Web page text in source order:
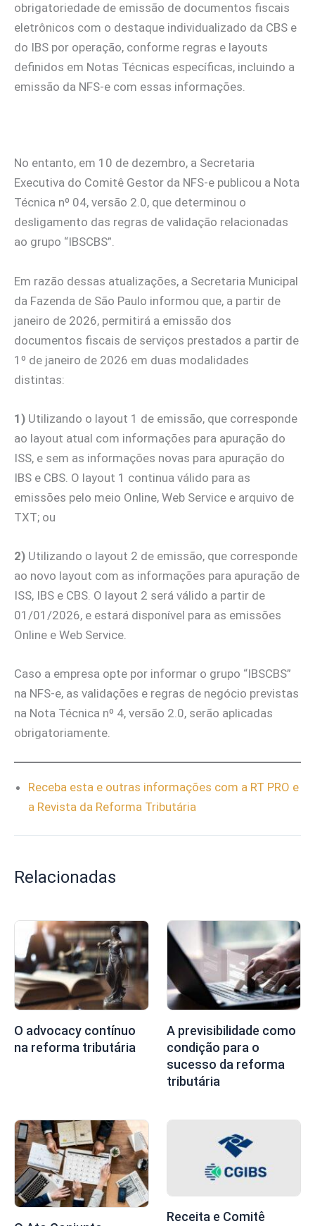
obrigatoriedade de emissão de documentos fiscais
eletrônicos com o destaque individualizado da CBS e
do IBS por operação, conforme regras e layouts
definidos em Notas Técnicas específicas, incluindo a
emissão da NFS-e com essas informações.
No entanto, em 10 de dezembro, a Secretaria
Executiva do Comitê Gestor da NFS-e publicou a Nota
Técnica nº 04, versão 2.0, que determinou o
desligamento das regras de validação relacionadas
ao grupo “IBSCBS”.
Em razão dessas atualizações, a Secretaria Municipal
da Fazenda de São Paulo informou que, a partir de
janeiro de 2026, permitirá a emissão dos
documentos fiscais de serviços prestados a partir de
1º de janeiro de 2026 em duas modalidades
distintas:
1) Utilizando o layout 1 de emissão, que corresponde
ao layout atual com informações para apuração do
ISS, e sem as informações novas para apuração do
IBS e CBS. O layout 1 continua válido para as
emissões pelo meio Online, Web Service e arquivo de
TXT; ou
2) Utilizando o layout 2 de emissão, que corresponde
ao novo layout com as informações para apuração de
ISS, IBS e CBS. O layout 2 será válido a partir de
01/01/2026, e estará disponível para as emissões
Online e Web Service.
Caso a empresa opte por informar o grupo “IBSCBS”
na NFS-e, as validações e regras de negócio previstas
na Nota Técnica nº 4, versão 2.0, serão aplicadas
obrigatoriamente.
Receba esta e outras informações com a RT PRO e
a Revista da Reforma Tributária
Relacionadas
O advocacy contínuo
na reforma tributária
A previsibilidade como
condição para o
sucesso da reforma
tributária
Receita e Comitê